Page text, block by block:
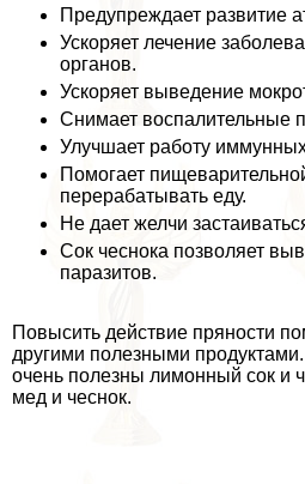
Предупреждает развитие
Ускоряет лечение
органов.
Ускоряет выведение
Снимает воспалительные
Улучшает работу иммунных
Помогает
переpaбатывать еду.
Не дает желчи
Сок чеснока позволяет
паразитов.
Повысить действие пряности
другими полезными
очень полезны лимонный сок и
мед и чеснок.